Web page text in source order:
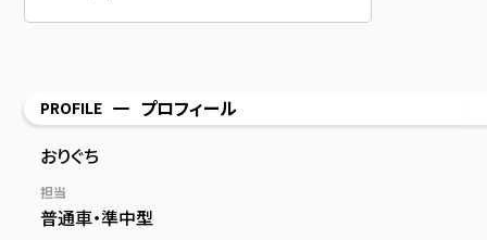
PROFILE
プロフィール
おりぐち
担当
普通車・準中型